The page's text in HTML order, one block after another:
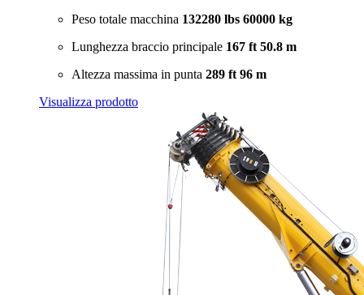
Peso totale macchina 132280 lbs 60000 kg
Lunghezza braccio principale 167 ft 50.8 m
Altezza massima in punta 289 ft 96 m
Visualizza prodotto